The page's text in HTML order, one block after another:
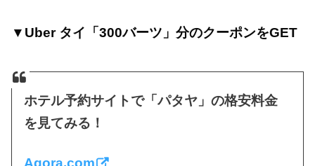
▼Uber タイ「300バーツ」分のクーポンをGET
ホテル予約サイトで「パタヤ」の格安料金
を見てみる！